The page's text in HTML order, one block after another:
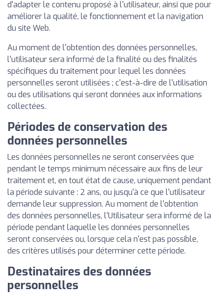
d'adapter le contenu proposé à l'utilisateur, ainsi que pour
améliorer la qualité, le fonctionnement et la navigation
du site Web.
Au moment de l'obtention des données personnelles,
l'utilisateur sera informé de la finalité ou des finalités
spécifiques du traitement pour lequel les données
personnelles seront utilisées ; c'est-à-dire de l'utilisation
ou des utilisations qui seront données aux informations
collectées.
Périodes de conservation des
données personnelles
Les données personnelles ne seront conservées que
pendant le temps minimum nécessaire aux fins de leur
traitement et, en tout état de cause, uniquement pendant
la période suivante : 2 ans, ou jusqu'à ce que l'utilisateur
demande leur suppression. Au moment de l'obtention
des données personnelles, l'Utilisateur sera informé de la
période pendant laquelle les données personnelles
seront conservées ou, lorsque cela n'est pas possible,
des critères utilisés pour déterminer cette période.
Destinataires des données
personnelles